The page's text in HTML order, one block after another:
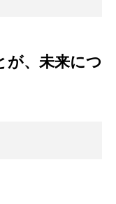
が、未来につ